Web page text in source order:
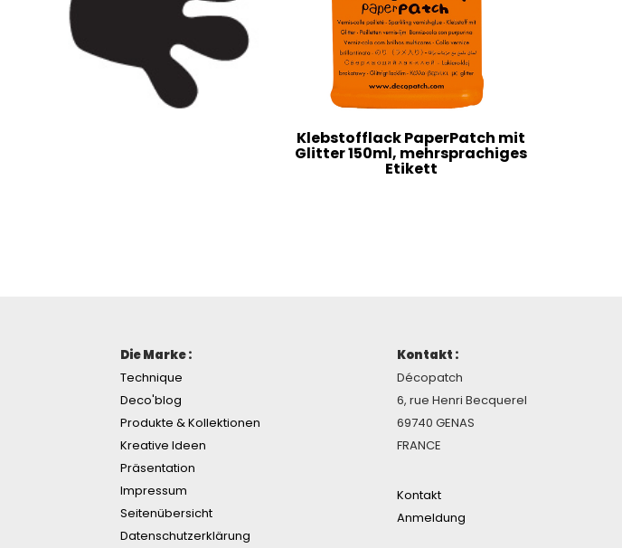
Klebstofflack PaperPatch mit
Glitter 150ml, mehrsprachiges
Etikett
Die Marke :
Technique
Deco'blog
Produkte & Kollektionen
Kreative Ideen
Präsentation
Impressum
Seitenübersicht
Datenschutzerklärung
Kontakt :
Décopatch
6, rue Henri Becquerel
69740 GENAS
FRANCE
Kontakt
Anmeldung